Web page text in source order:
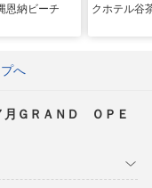
恩納ビーチ
クホテル谷
へ
月ＧＲＡＮＤ ＯＰＥ